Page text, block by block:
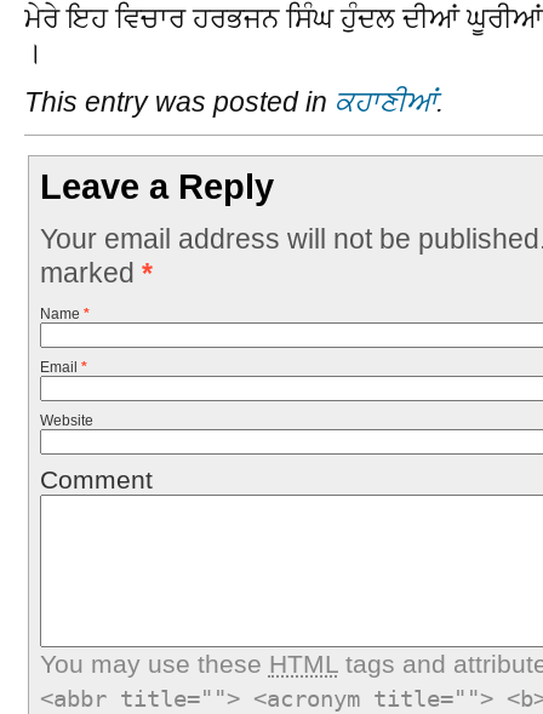
ਮੇਰੇ ਇਹ ਵਿਚਾਰ ਹਰਭਜਨ ਸਿੰਘ ਹੁੰਦਲ ਦੀਆਂ
।
This entry was posted in ਕਹਾਣੀਆਂ.
Leave a Reply
Your email address will not be
marked *
Name *
Email *
Website
Comment
You may use these HTMLtags and
<abbr title=""> <acronym title="">